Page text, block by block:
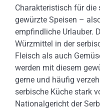
Charakteristisch für die
gewürzte Speisen –
empfindliche Urlauber.
Würzmittel in der
Fleisch als auch
werden mit diesem
gerne und häufig
serbische Küche stark
Nationalgericht der